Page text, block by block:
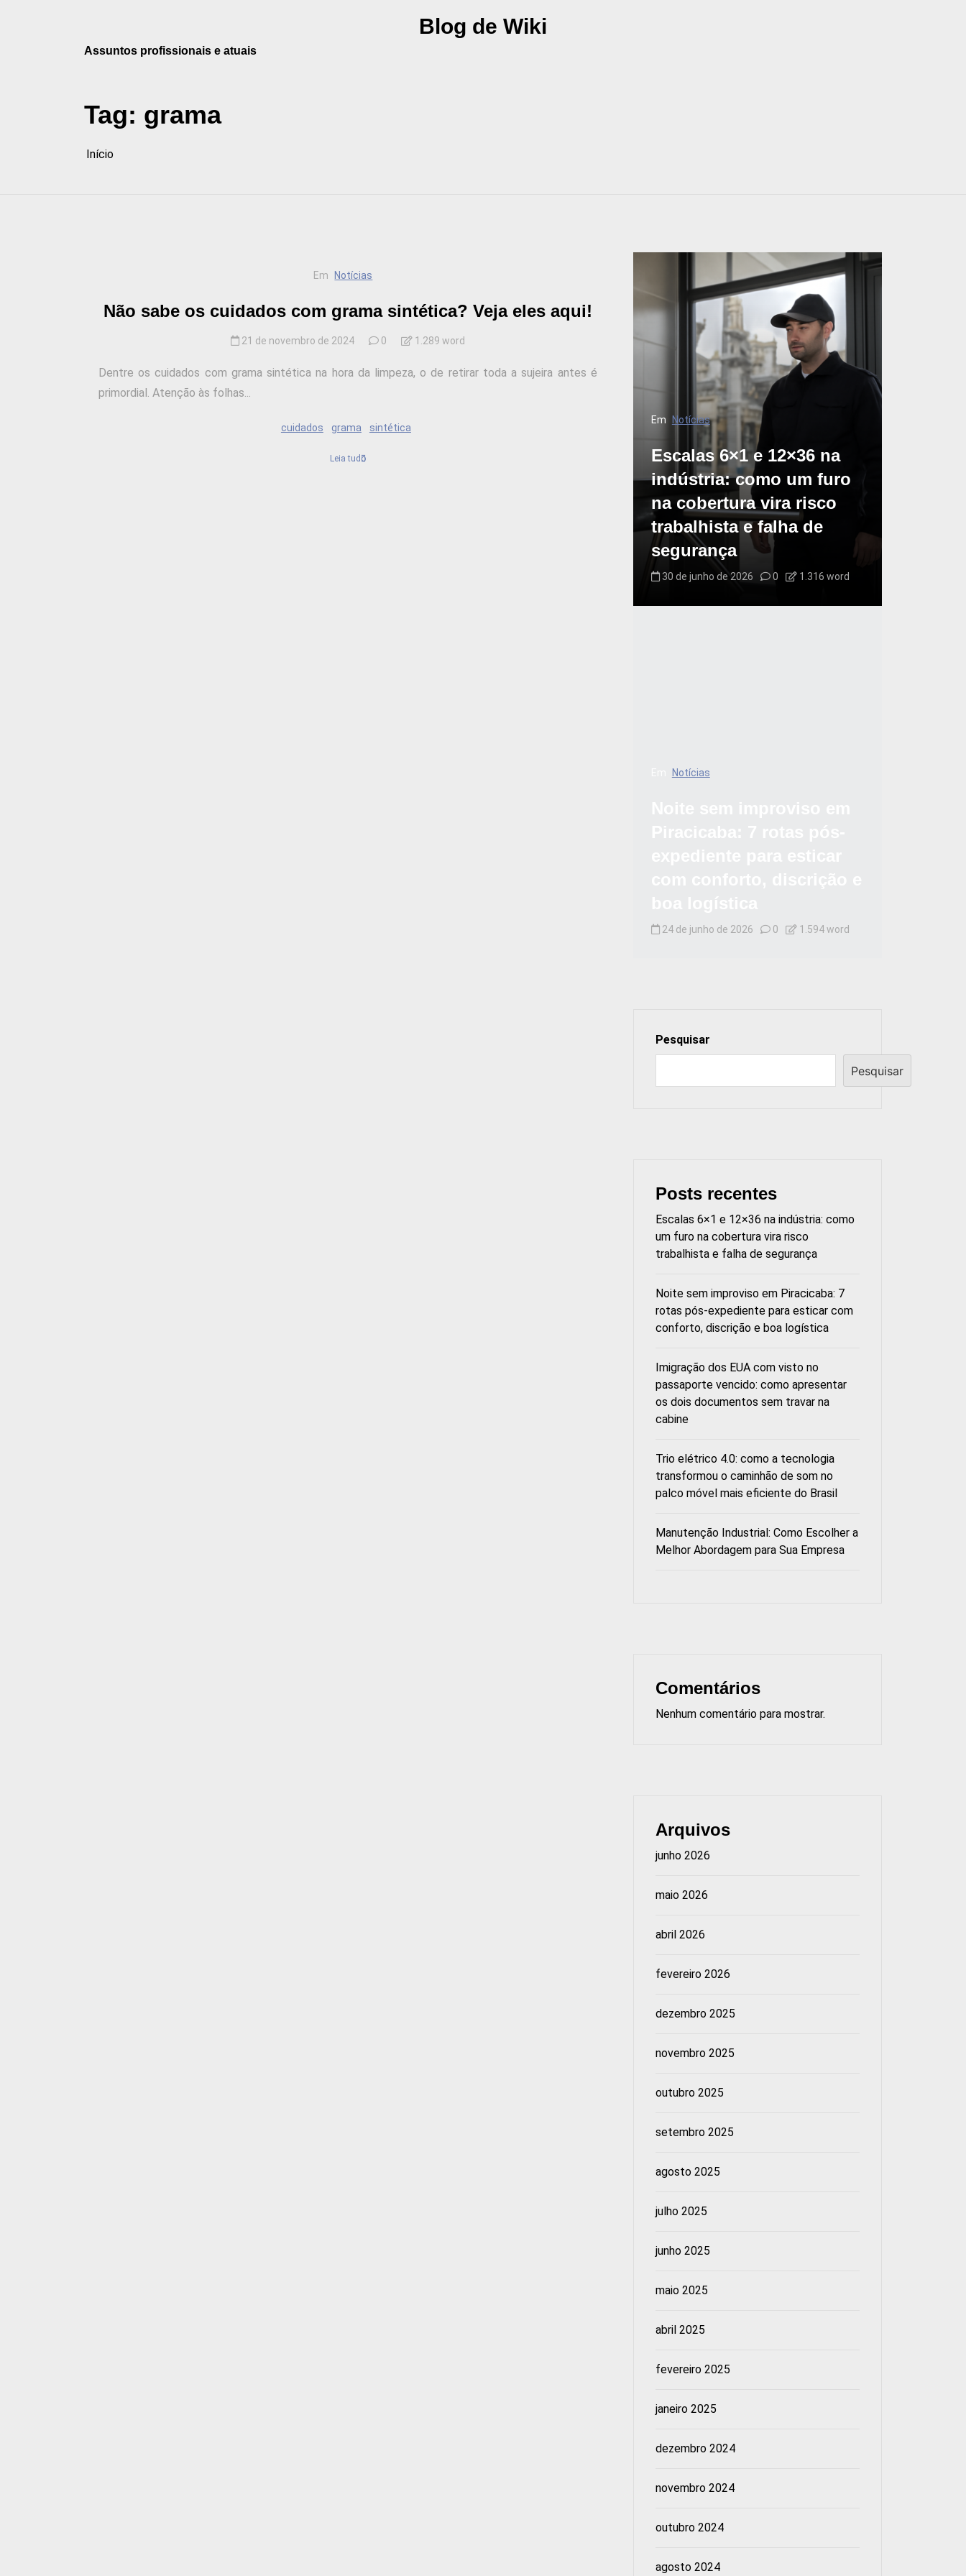
Blog de Wiki
Assuntos profissionais e atuais
Tag: grama
Início
Em Notícias
Não sabe os cuidados com grama sintética? Veja eles aqui!
21 de novembro de 2024 0 1.289 word
Dentre os cuidados com grama sintética na hora da limpeza, o de retirar toda a sujeira antes é
primordial. Atenção às folhas...
cuidados grama sintética
Leia tudo
Em Notícias
Escalas 6×1 e 12×36 na
indústria: como um furo
na cobertura vira risco
trabalhista e falha de
segurança
30 de junho de 2026 0 1.316 word
Notícias
24 de junho de 2026 0 1.594 word
Pesquisar
Pesquisar
Posts recentes
Escalas 6×1 e 12×36 na indústria: como
um furo na cobertura vira risco
trabalhista e falha de segurança
Noite sem improviso em Piracicaba: 7
rotas pós-expediente para esticar com
conforto, discrição e boa logística
Imigração dos EUA com visto no
passaporte vencido: como apresentar
os dois documentos sem travar na
cabine
Trio elétrico 4.0: como a tecnologia
transformou o caminhão de som no
palco móvel mais eficiente do Brasil
Manutenção Industrial: Como Escolher a
Melhor Abordagem para Sua Empresa
Comentários
Nenhum comentário para mostrar.
Arquivos
junho 2026
maio 2026
abril 2026
fevereiro 2026
dezembro 2025
novembro 2025
outubro 2025
setembro 2025
agosto 2025
julho 2025
junho 2025
maio 2025
abril 2025
fevereiro 2025
janeiro 2025
dezembro 2024
novembro 2024
outubro 2024
agosto 2024